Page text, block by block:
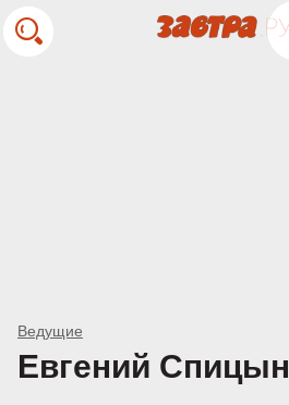
Ведущие
Евгений Спицын